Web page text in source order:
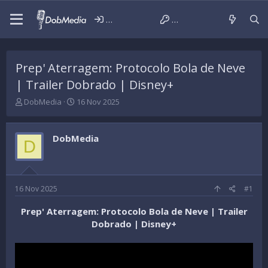
Iniciar sessão Criar conta
Prep' Aterragem: Protocolo Bola de Neve
| Trailer Dobrado | Disney+
T
r
e
a
d
t
a
r
t
DobMedia
D
t
a
d
n
c
i
o
16 Nov 2025
D DobMedia
16 Nov 2025 #1
Prep' Aterragem: Protocolo Bola de Neve | Trailer
Dobrado | Disney+